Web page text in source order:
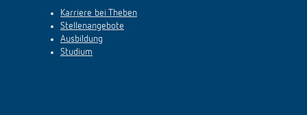
Karriere bei Theben
Stellenangebote
Ausbildung
Studium